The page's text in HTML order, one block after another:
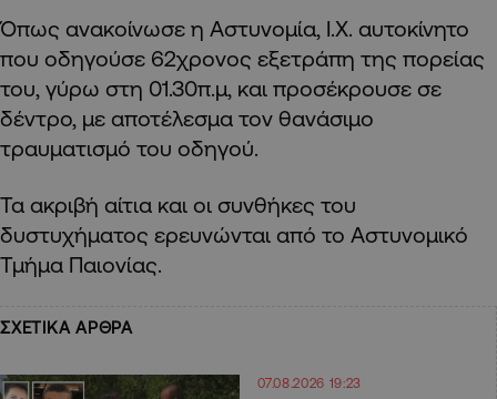
Όπως ανακοίνωσε η Αστυνομία, Ι.Χ. αυτοκίνητο
που οδηγούσε 62χρονος εξετράπη της πορείας
του, γύρω στη 01.30π.μ, και προσέκρουσε σε
δέντρο, με αποτέλεσμα τον θανάσιμο
τραυματισμό του οδηγού.
Τα ακριβή αίτια και οι συνθήκες του
δυστυχήματος ερευνώνται από το Αστυνομικό
Τμήμα Παιονίας.
ΣΧΕΤΙΚΑ ΑΡΘΡΑ
07.08.2026 19:23